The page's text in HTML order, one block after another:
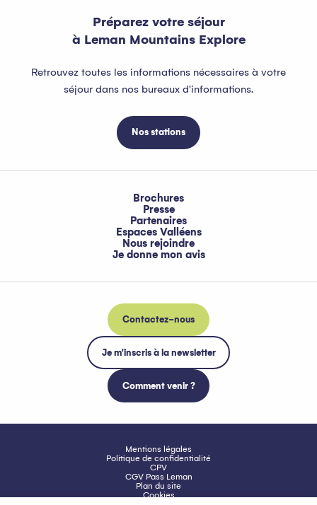
Préparez votre séjour
à Leman Mountains Explore
Retrouvez toutes les informations nécessaires à votre
séjour dans nos bureaux d'informations.
Nos stations
Brochures
Presse
Partenaires
Espaces Valléens
Nous rejoindre
Je donne mon avis
Contactez-nous
Je m'inscris à la newsletter
Comment venir ?
Mentions légales
Politique de confidentialité
CPV
CGV Pass Leman
Plan du site
Cookies